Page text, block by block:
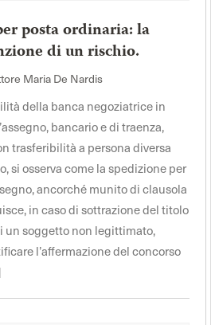
posta ordinaria: la
di un rischio.
Maria De Nardis
della banca negoziatrice in
bancario e di traenza,
trasferibilità a persona diversa
si osserva come la spedizione per
ancorché munito di clausola
in caso di sottrazione del titolo
un soggetto non legittimato,
l’affermazione del concorso